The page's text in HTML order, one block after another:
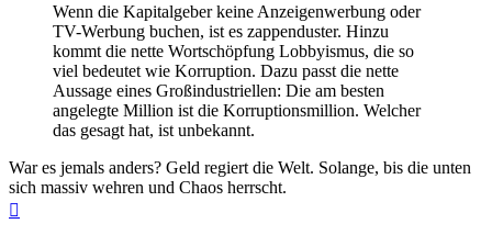
Wenn die Kapitalgeber keine Anzeigenwerbung oder
TV-Werbung buchen, ist es zappenduster. Hinzu
kommt die nette Wortschöpfung Lobbyismus, die so
viel bedeutet wie Korruption. Dazu passt die nette
Aussage eines Großindustriellen: Die am besten
angelegte Million ist die Korruptionsmillion. Welcher
das gesagt hat, ist unbekannt.
War es jemals anders? Geld regiert die Welt. Solange, bis die unten
sich massiv wehren und Chaos herrscht.